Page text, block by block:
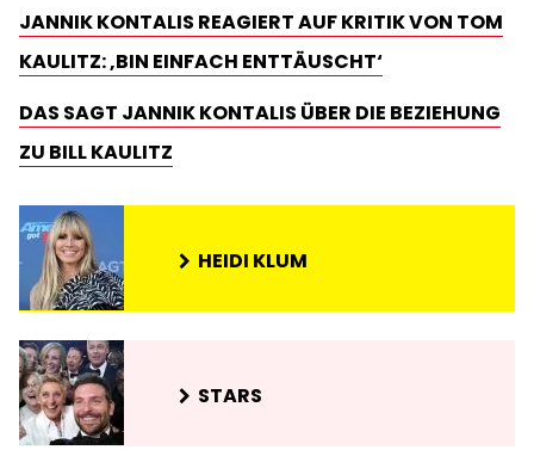
JANNIK KONTALIS REAGIERT AUF KRITIK VON TOM
KAULITZ: ‚BIN EINFACH ENTTÄUSCHT‘
DAS SAGT JANNIK KONTALIS ÜBER DIE BEZIEHUNG
ZU BILL KAULITZ
HEIDI KLUM
STARS